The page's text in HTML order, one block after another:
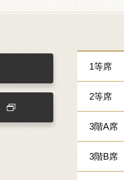
1等席
2等席
3階A席
3階B席